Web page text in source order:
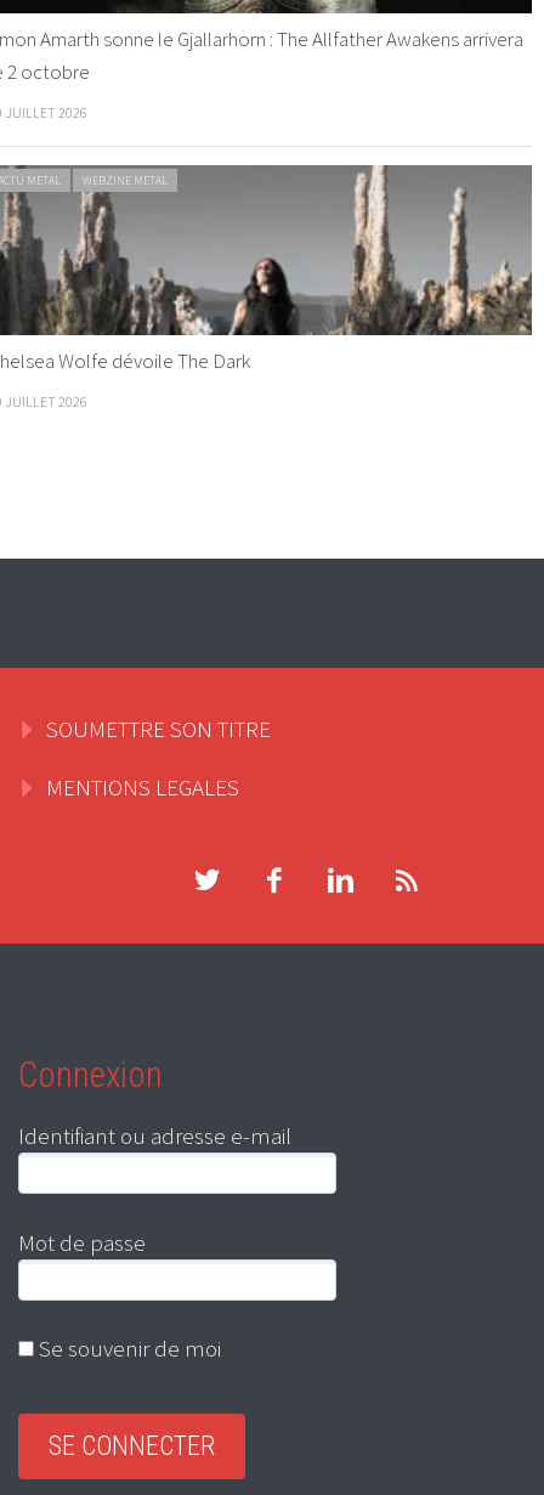
Amarth sonne le Gjallarhorn : The Allfather Awakens arrivera
2 octobre
JUILLET 2026
METAL WEBZINE METAL
Wolfe dévoile The Dark
JUILLET 2026
SOUMETTRE SON TITRE
MENTIONS LEGALES
Connexion
Identifiant ou adresse e-mail
Mot de passe
Se souvenir de moi